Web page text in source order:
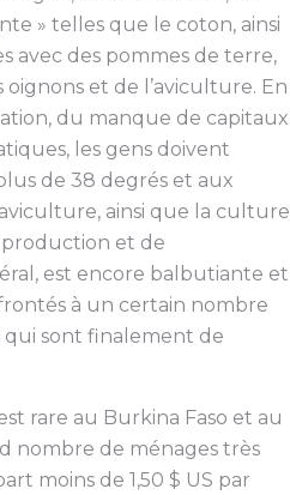
» telles que le coton, ainsi
avec des pommes de terre,
et de l’aviculture. En
du manque de capitaux
les gens doivent
de 38 degrés et aux
ainsi que la culture
et de
est encore balbutiante et
à un certain nombre
sont finalement de
rare au Burkina Faso et au
nombre de ménages très
moins de 1,50 $ US par